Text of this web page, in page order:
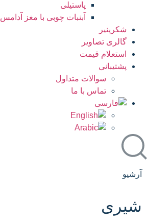
پاستیلی
آبنبات چوبی با مغز آدامس
شکرپنیر
گالری تصاویر
استعلام قیمت
پشتیبانی
سوالات متداول
تماس با ما
آرشیو
شیری